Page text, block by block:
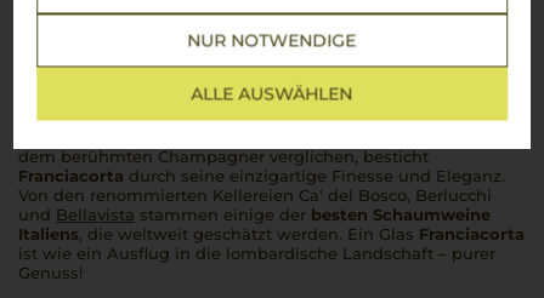
NUR NOTWENDIGE
ALLE AUSWÄHLEN
ist die Essenz italienischer Lebensfreude in
unweit des malerischen Lago d'Iseo, ist bekannt für ihre
prickelnden Weine, die nach dermetodo classico, der
dem berühmten Champagner verglichen, besticht
Franciacorta durch seine einzigartige Finesse und Eleganz.
Von den renommierten Kellereien Ca' del Bosco, Berlucchi
und Bellavista stammen einige der besten Schaumweine
Italiens, die weltweit geschätzt werden. Ein Glas Franciacorta
ist wie ein Ausflug in die lombardische Landschaft – purer
Genuss!